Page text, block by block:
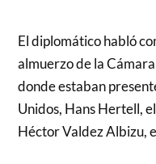
El diplomático habló
almuerzo de la
donde estaban
Unidos, Hans Hertell,
Héctor Valdez Albizu,